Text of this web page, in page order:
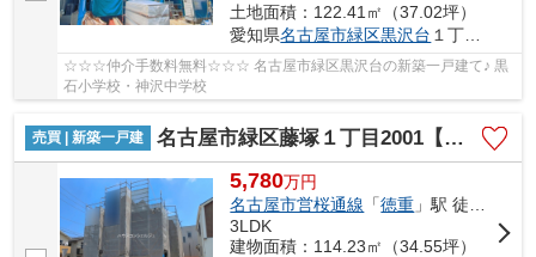
土地面積：122.41㎡（37.02坪）
愛知県名古屋市緑区黒沢台 １丁目818
☆☆☆仲介手数料無料☆☆☆ 名古屋市緑区黒沢台の新築一戸建て♪ 黒
石小学校・神沢中学校
売買 | 新築一戸建 名古屋市緑区藤塚１丁目2001【仲介手数料無料】新築一戸建て 1号棟
5,780万円
名古屋市営桜通線 「徳重 」駅 徒歩26分
3LDK
建物面積：114.23㎡（34.55坪）